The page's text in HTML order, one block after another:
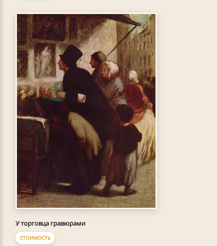
У торговца гравюрами
СТОИМОСТЬ